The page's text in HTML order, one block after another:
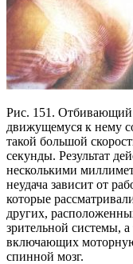
Рис. 151. Отбивающий
движущемуся к нему
такой большой
секунды. Результат
несколькими
неудача зависит от
которые
других,
зрительной системы,
включающих
спинной мозг.